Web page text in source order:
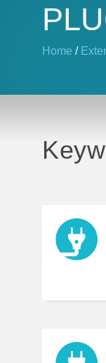
Home /